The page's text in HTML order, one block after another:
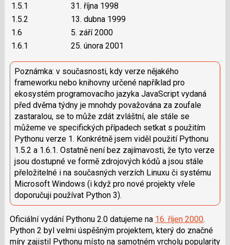
1.5.1
31. října 1998
1.5.2
13. dubna 1999
1.6
5. září 2000
1.6.1
25. února 2001
Poznámka: v současnosti, kdy verze nějakého
frameworku nebo knihovny určené například pro
ekosystém programovacího jazyka JavaScript vydaná
před dvěma týdny je mnohdy považována za zoufale
zastaralou, se to může zdát zvláštní, ale stále se
můžeme ve specifických případech setkat s použitím
Pythonu verze 1. Konkrétně jsem viděl použití Pythonu
1.5.2 a 1.6.1. Ostatně není bez zajímavosti, že tyto verze
jsou dostupné ve formě zdrojových kódů a jsou stále
přeložitelné i na současných verzích Linuxu či systému
Microsoft Windows (i když pro nové projekty vřele
doporučuji používat Python 3).
Oficiální vydání Pythonu 2.0 datujeme na 16. říjen 2000.
Python 2 byl velmi úspěšným projektem, který do značné
míry zajistil Pythonu místo na samotném vrcholu popularity